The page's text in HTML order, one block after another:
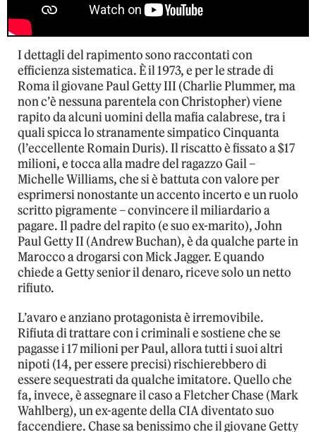
I dettagli del rapimento sono raccontati con
efficienza sistematica. È il 1973, e per le strade di
Roma il giovane Paul Getty III (Charlie Plummer, ma
non c’è nessuna parentela con Christopher) viene
rapito da alcuni uomini della mafia calabrese, tra i
quali spicca lo stranamente simpatico Cinquanta
(l’eccellente Romain Duris). Il riscatto è fissato a $17
milioni, e tocca alla madre del ragazzo Gail –
Michelle Williams, che si è battuta con valore per
esprimersi nonostante un accento incerto e un ruolo
scritto pigramente – convincere il miliardario a
pagare. Il padre del rapito (e suo ex-marito), John
Paul Getty II (Andrew Buchan), è da qualche parte in
Marocco a drogarsi con Mick Jagger. E quando
chiede a Getty senior il denaro, riceve solo un netto
rifiuto.
L’avaro e anziano protagonista è irremovibile.
Rifiuta di trattare con i criminali e sostiene che se
pagasse i 17 milioni per Paul, allora tutti i suoi altri
nipoti (14, per essere precisi) rischierebbero di
essere sequestrati da qualche imitatore. Quello che
fa, invece, è assegnare il caso a Fletcher Chase (Mark
Wahlberg), un ex-agente della CIA diventato suo
faccendiere. Chase sa benissimo che il giovane Getty